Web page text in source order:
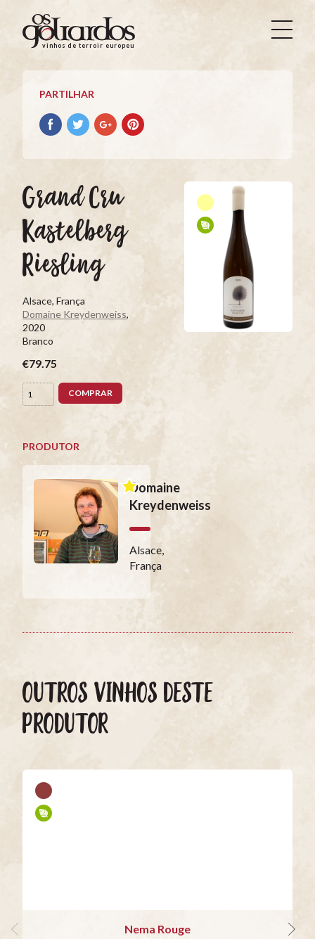
Os
Goliardos
Vinhos
Terroir
Europeus
vinhos de terroir europeus
PARTILHAR
Partilhar
no
Partilhar
no
Partilhar
no
Partilhar
no
Grand Cru
Kastelberg
Riesling
Alsace, França
Domaine Kreydenweiss,
2020
Branco
€79.75
COMPRAR
PRODUTOR
Domaine
Kreydenweiss
Alsace,
França
OUTROS VINHOS DESTE
PRODUTOR
Nema Rouge